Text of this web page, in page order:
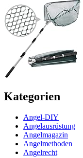
Kategorien
Angel-DIY
Angelausrüstung
Angelmagazin
Angelmethoden
Angelrecht